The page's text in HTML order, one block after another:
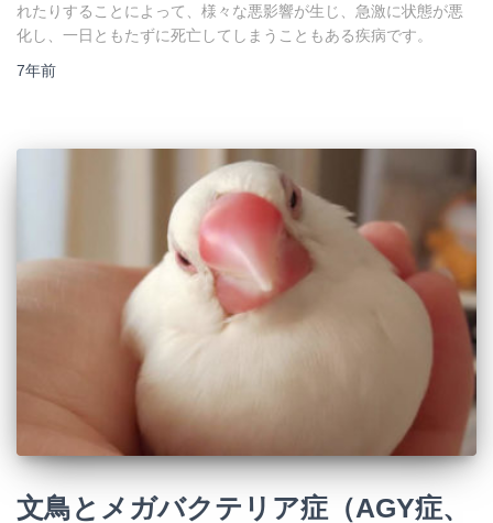
れたりすることによって、様々な悪影響が生じ、急激に状態が悪
化し、一日ともたずに死亡してしまうこともある疾病です。
7年前
文鳥とメガバクテリア症（AGY症、